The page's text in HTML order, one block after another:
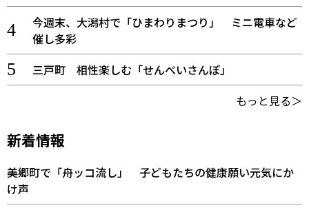
今週末、大潟村で「ひまわりまつり」 ミニ電車など
催し多彩
三戸町 相性楽しむ「せんべいさんぽ」
もっと見る＞
新着情報
美郷町で「舟ッコ流し」 子どもたちの健康願い元気にか
け声